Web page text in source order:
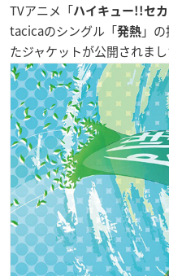
TVアニメ「ハイキュー!!セ
tacicaのシングル 「発熱 」
たジャケットが公開されまし